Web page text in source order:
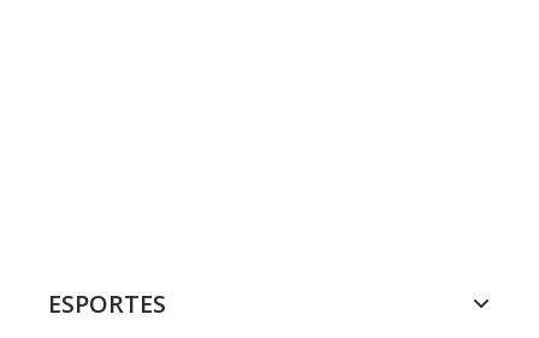
ESPORTES